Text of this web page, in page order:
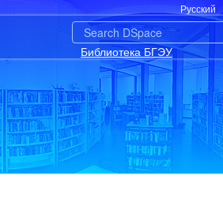
Русский
Библиотека БГЭУ